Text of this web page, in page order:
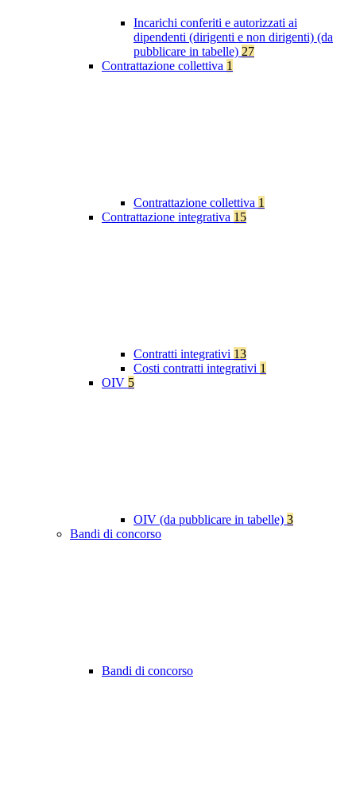
Incarichi conferiti e autorizzati ai
dipendenti (dirigenti e non dirigenti) (da
pubblicare in tabelle) 27
Contrattazione collettiva 1
Contrattazione collettiva 1
Contrattazione integrativa 15
Contratti integrativi 13
Costi contratti integrativi 1
OIV 5
OIV (da pubblicare in tabelle) 3
Bandi di concorso
Bandi di concorso